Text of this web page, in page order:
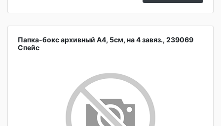
Папка-бокс архивный А4, 5см, на 4 завяз., 239069
Спейс